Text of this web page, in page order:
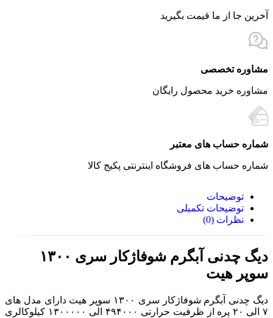
آخرین جا از ما قیمت بگیرید
مشاوره تخصصی
مشاوره خرید محصول رایگان
شماره حساب های معتبر
شماره حساب های فروشگاه اینترنتی پکیج کالا
توضیحات
توضیحات تکمیلی
نظرات (0)
دیگ چدنی آبگرم شوفاژکار سری ۱۳۰۰
سوپر هیت
دیگ چدنی آبگرم شوفاژکار سری ۱۳۰۰ سوپر هیت دارای مدل های
۷ الی ۲۰ پره از ظرفیت حرارتی ۴۹۴۰۰۰ الی ۱۳۰۰۰۰۰ کیلوکالری